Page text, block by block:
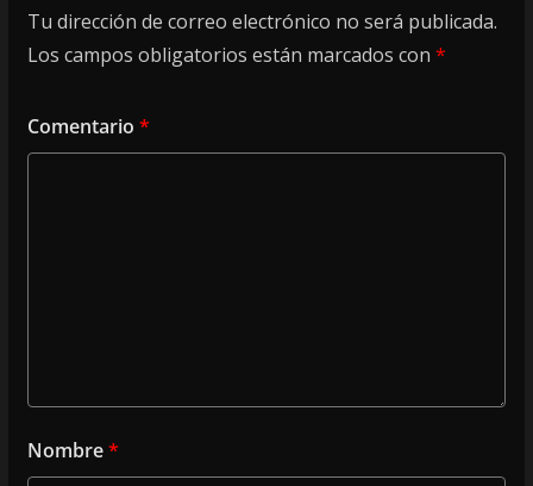
Tu dirección de correo electrónico no será publicada.
Los campos obligatorios están marcados con *
Comentario *
Nombre*